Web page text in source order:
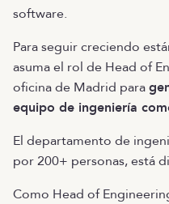
software.
Para seguir creciendo
asuma el rol de Head of
oficina de Madrid para
equipo de ingeniería
El departamento de
por 200+ personas, está
Como Head of